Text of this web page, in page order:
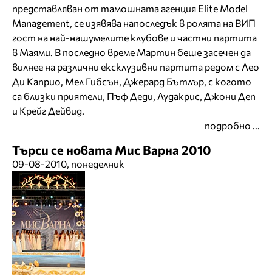
представляван от тамошната агенция Elite Model
Management, се изявява напоследък в ролята на ВИП
гост на най-нашумелите клубове и частни партита
в Маями. В последно време Мартин беше засечен да
вилнее на различни ексклузивни партита редом с Лео
Ди Каприо, Мел Гибсън, Джерард Бътлър, с когото
са близки приятели, Пъф Деди, Лудакрис, Джони Деп
и Крейг Дейвид.
подробно ...
Търси се новата Мис Варна 2010
09-08-2010, понеделник